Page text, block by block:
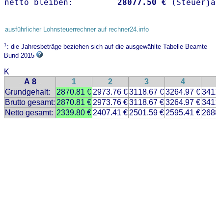
netto bleiben: 28077.50 €
ausführlicher Lohnsteuerrechner auf rechner24.info
1: die Jahresbeträge beziehen sich auf die ausgewählte Tabelle Beamte
Bund 2015
K
.. A 8 .. 1 2 3 4
Grundgehalt:
2870.81 € 2973.76 €3118.67 €3264.97 €
Brutto gesamt: 2870.81 € 2973.76 €3118.67 €3264.97 €
Netto gesamt: 2339.80 € 2407.41 € 2501.59 € 2595.41 €